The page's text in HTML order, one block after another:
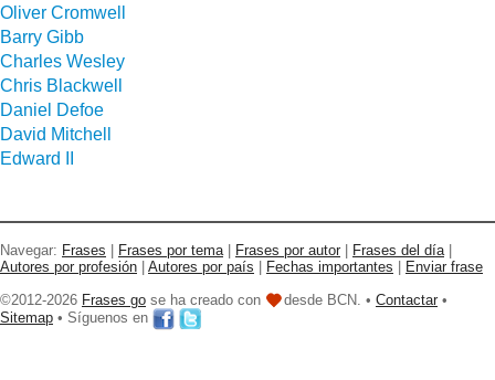
Oliver Cromwell
Barry Gibb
Charles Wesley
Chris Blackwell
Daniel Defoe
David Mitchell
Edward II
Navegar: Frases Frases por tema| Frases por autor Frases del día|
Autores por profesión
Autores por país Fechas importantes
Enviar frase
©2012-2026 Frases go se ha creado con desde BCN. • Contactar •
Sitemap • Síguenos en